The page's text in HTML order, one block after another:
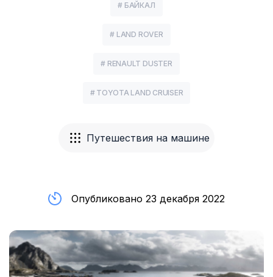
# БАЙКАЛ
# LAND ROVER
# RENAULT DUSTER
# TOYOTA LAND CRUISER
Путешествия на машине
Опубликовано 23 декабря 2022